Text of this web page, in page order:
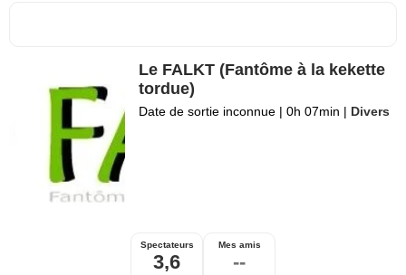
Le FALKT (Fantôme à la kekette
tordue)
Date de sortie inconnue | 0h 07min | Divers
Spectateurs
3,6
Mes amis
--